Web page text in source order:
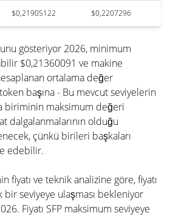
$0,21905122 $0,2207296
gösteriyor 2026, minimum
$0,21360091 ve makine
ortalama değer
başına - Bu mevcut seviyelerin
biriminin maksimum değeri
dalgalanmalarının olduğu
çünkü birileri başkaları
edebilir.
fiyatı ve teknik analizine göre, fiyatı
bir seviyeye ulaşması bekleniyor
Fiyatı SFP maksimum seviyeye